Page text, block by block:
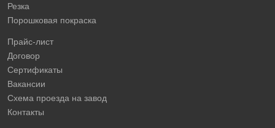
Резка
Порошковая покраска
Прайс-лист
Договор
Сертификаты
Вакансии
Схема проезда на завод
Контакты